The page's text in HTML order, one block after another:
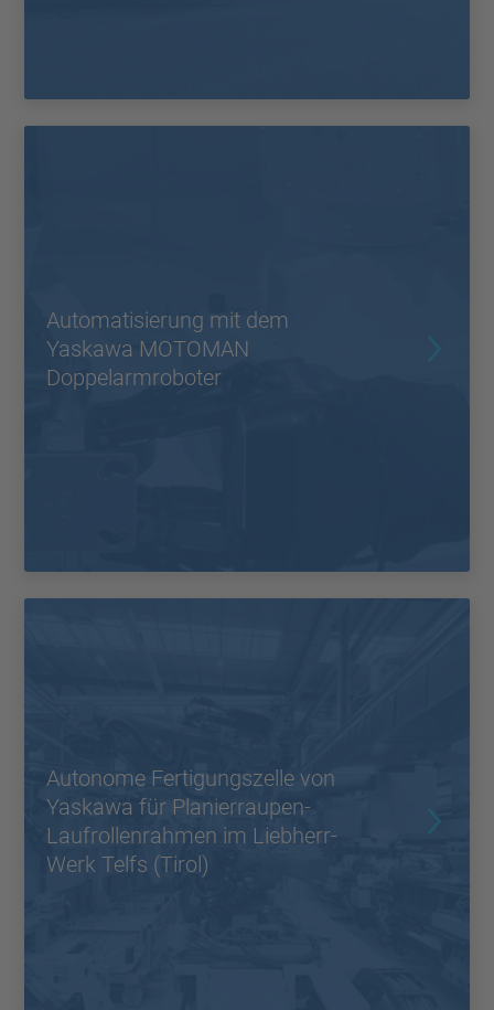
Automatisierung mit dem
Yaskawa MOTOMAN
Doppelarmroboter
Autonome Fertigungszelle von
Yaskawa für Planierraupen-
Laufrollenrahmen im Liebherr-
Werk Telfs (Tirol)